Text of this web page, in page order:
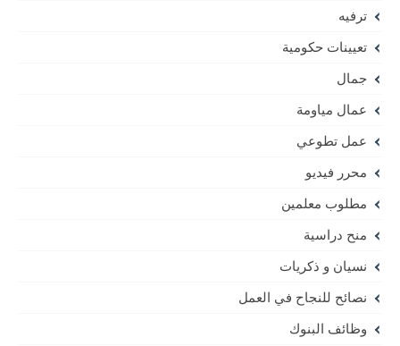
ترفيه
تعيينات حكومية
جمال
عمال مياومة
عمل تطوعي
محرر فيديو
مطلوب معلمين
منح دراسية
نسيان و ذكريات
نصائح للنجاح في العمل
وظائف البنوك